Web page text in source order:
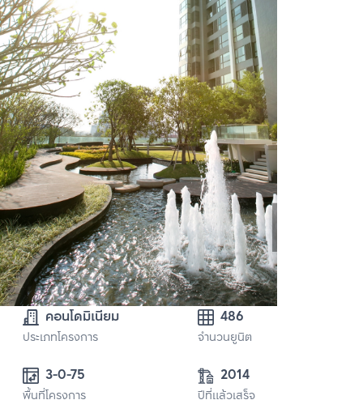
คอนโดมิเนียม
ประเภทโครงการ
486
จำนวนยูนิต
3-0-75
พื้นที่โครงการ
2014
ปีที่แล้วเสร็จ